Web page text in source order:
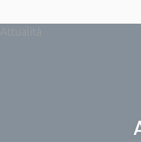
Attualità